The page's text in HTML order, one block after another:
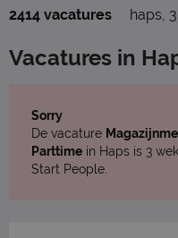
2414 vacatures haps,
Vacatures in
Sorry
De vacature
Parttime in Haps is 3
Start People.